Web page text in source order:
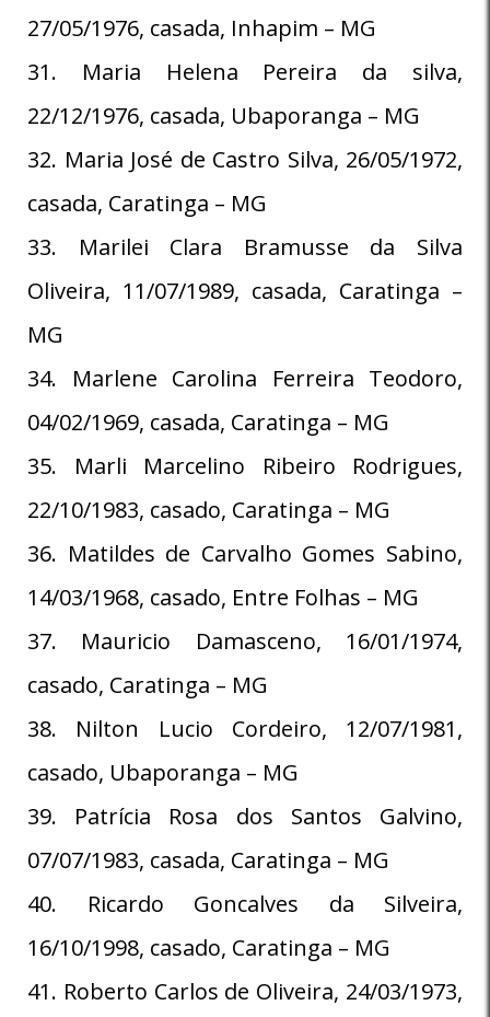
27/05/1976, casada, Inhapim – MG
31. Maria Helena Pereira da silva,
22/12/1976, casada, Ubaporanga – MG
32. Maria José de Castro Silva, 26/05/1972,
casada, Caratinga – MG
33. Marilei Clara Bramusse da Silva
Oliveira, 11/07/1989, casada, Caratinga –
MG
34. Marlene Carolina Ferreira Teodoro,
04/02/1969, casada, Caratinga – MG
35. Marli Marcelino Ribeiro Rodrigues,
22/10/1983, casado, Caratinga – MG
36. Matildes de Carvalho Gomes Sabino,
14/03/1968, casado, Entre Folhas – MG
37. Mauricio Damasceno, 16/01/1974,
casado, Caratinga – MG
38. Nilton Lucio Cordeiro, 12/07/1981,
casado, Ubaporanga – MG
39. Patrícia Rosa dos Santos Galvino,
07/07/1983, casada, Caratinga – MG
40. Ricardo Goncalves da Silveira,
16/10/1998, casado, Caratinga – MG
41. Roberto Carlos de Oliveira, 24/03/1973,